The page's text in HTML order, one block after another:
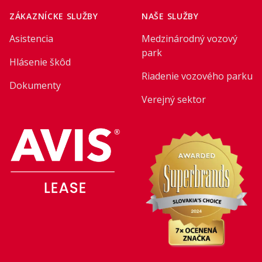
ZÁKAZNÍCKE SLUŽBY
Asistencia
Hlásenie škôd
Dokumenty
NAŠE SLUŽBY
Medzinárodný vozový
park
Riadenie vozového parku
Verejný sektor